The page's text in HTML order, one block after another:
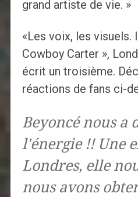
grand artiste de vie. »
«Les voix, les visuels.
Cowboy Carter »,
écrit un troisième.
réactions de fans ci-
Beyoncé nous a
l'énergie !! Une
Londres, elle
nous avons